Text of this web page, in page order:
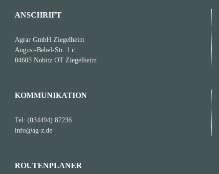
ANSCHRIFT
Agrar GmbH Ziegelheim
August-Bebel-Str. 1 c
04603 Nobitz OT Ziegelheim
KOMMUNIKATION
Tel: (034494) 87236
info@ag-z.de
ROUTENPLANER